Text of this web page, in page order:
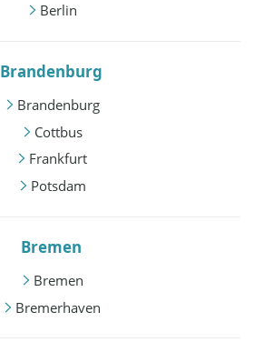
Berlin
Brandenburg
Brandenburg
Cottbus
Frankfurt
Potsdam
Bremen
Bremen
Bremerhaven